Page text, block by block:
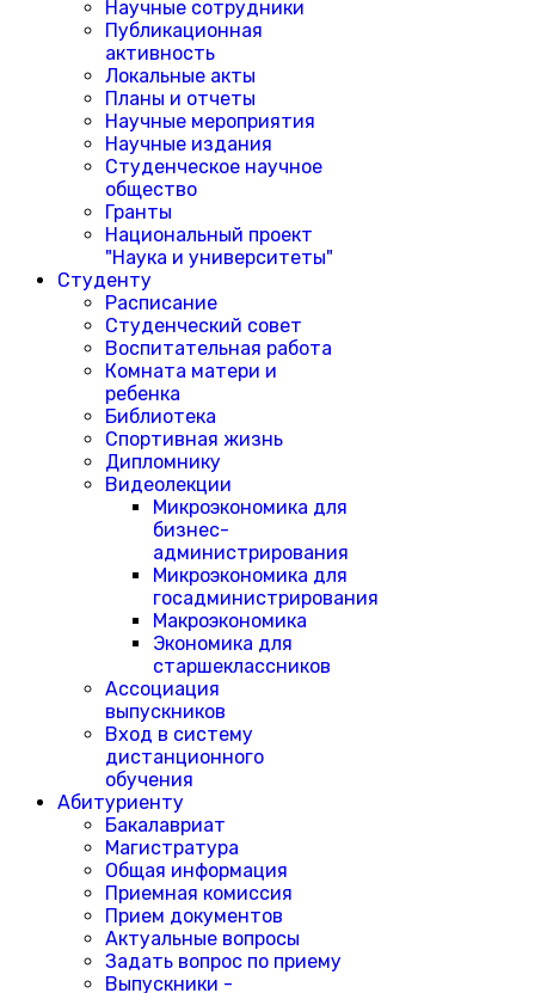
Научные сотрудники
Публикационная
активность
Локальные акты
Планы и отчеты
Научные мероприятия
Научные издания
Студенческое научное
общество
Гранты
Национальный проект
"Наука и университеты"
Студенту
Расписание
Студенческий совет
Воспитательная работа
Комната матери и
ребенка
Библиотека
Спортивная жизнь
Дипломнику
Видеолекции
Микроэкономика для
бизнес-
администрирования
Микроэкономика для
госадминистрирования
Макроэкономика
Экономика для
старшеклассников
Ассоциация
выпускников
Вход в систему
дистанционного
обучения
Абитуриенту
Бакалавриат
Магистратура
Общая информация
Приемная комиссия
Прием документов
Актуальные вопросы
Задать вопрос по приему
Выпускники -